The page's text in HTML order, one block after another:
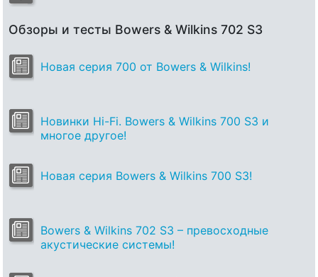
Обзоры и тесты Bowers & Wilkins 702 S3
Новая серия 700 от Bowers & Wilkins!
Новинки Hi-Fi. Bowers & Wilkins 700 S3 и
многое другое!
Новая серия Bowers & Wilkins 700 S3!
Bowers & Wilkins 702 S3 – превосходные
акустические системы!